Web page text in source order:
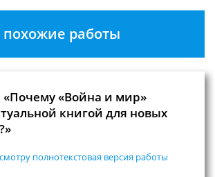
похожие работы
«Война и мир»
книгой для новых
полнотекстовая версия работы